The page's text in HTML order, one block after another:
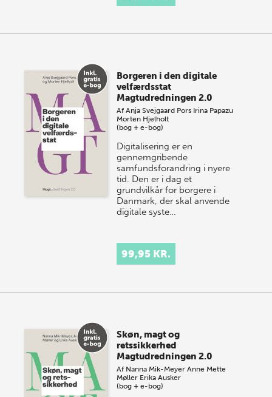
Borgeren i den digitale
velfærdsstat
Magtudredningen 2.0
AfAnja Svejgaard Pors Irina Papazu
Morten Hjelholt
(bog + e-bog)
Digitalisering er en
gennemgribende
samfundsforandring i nyere
tid. Den er i dag et
grundvilkår for borgere i
Danmark, der skal anvende
digitale syste…
99,95 KR.
Skøn, magt og
retssikkerhed
Magtudredningen 2.0
Af Nanna Mik-Meyer Anne Mette
Møller Erika Ausker
(bog + e-bog)